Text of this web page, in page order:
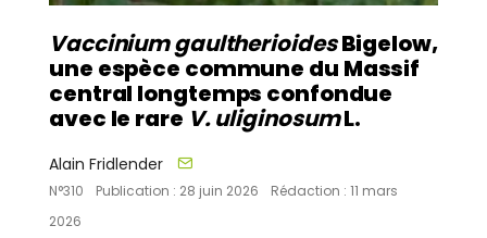
Vaccinium gaultherioidesBigelow,
une espèce commune du Massif
central longtemps confondue
avec le rare V. uliginosumL.
Alain Fridlender
N°310 Publication : 28 juin 2026
Rédaction : 11 mars
2026